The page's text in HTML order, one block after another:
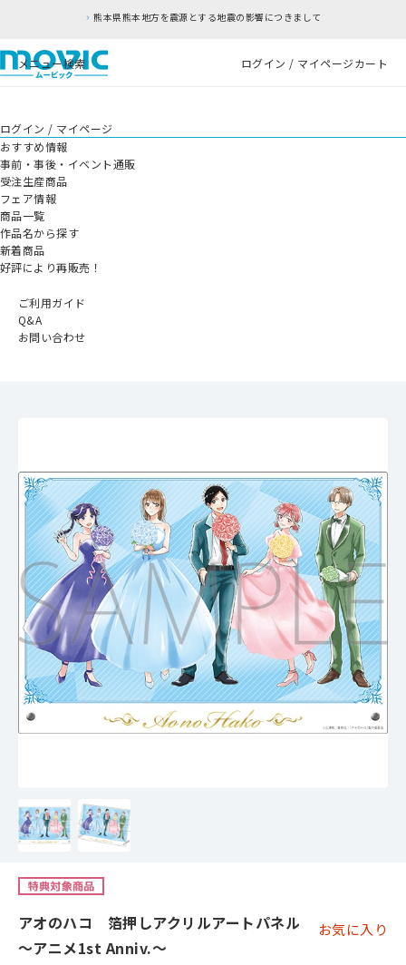
熊本県熊本地方を震源とする地震の影響につきまして
メニュー検索 ログイン / マイページカート
ログイン / マイページ
おすすめ情報
事前・事後・イベント通販
受注生産商品
フェア情報
商品一覧
作品名から探す
新着商品
好評により再販売！
ご利用ガイド
Q&A
お問い合わせ
アオのハコ 箔押しアクリルアートパネル
～アニメ1st Anniv.～
お気に入り